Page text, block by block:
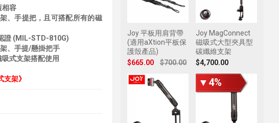
相容
、手提把，且可搭配所有的磁
證 (MIL-STD-810G)
、手提/懸掛把手
式支架搭配使用
架》
Joy 平板用肩背帶
(適用aXtion平板保
護殼產品)
$665.00
$700.00
Joy MagConnect
磁吸式大型夾具型
碳纖維支架
$4,700.00
▼4%